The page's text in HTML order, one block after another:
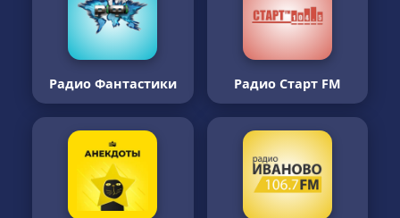
Радио Фантастики Радио Старт FM